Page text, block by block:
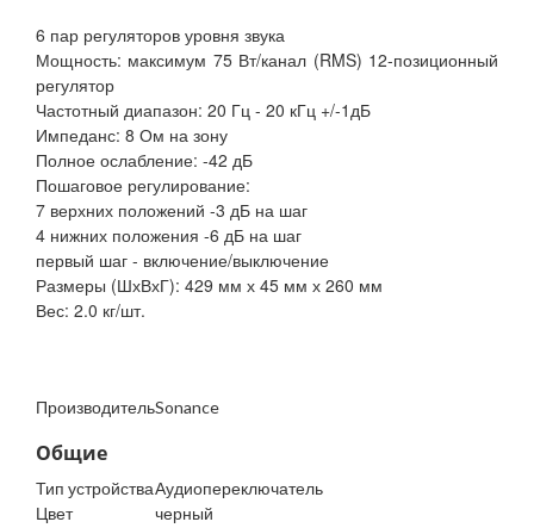
6 пар регуляторов уровня звука
Мощность: максимум 75 Вт/канал (RMS) 12-позиционный
регулятор
Частотный диапазон: 20 Гц - 20 кГц +/-1дБ
Импеданс: 8 Ом на зону
Полное ослабление: -42 дБ
Пошаговое регулирование:
7 верхних положений -3 дБ на шаг
4 нижних положения -6 дБ на шаг
первый шаг - включение/выключение
Размеры (ШхВхГ): 429 мм х 45 мм х 260 мм
Вес: 2.0 кг/шт.
ПроизводительSonance
Общие
Тип устройстваАудиопереключатель
Цвет
черный